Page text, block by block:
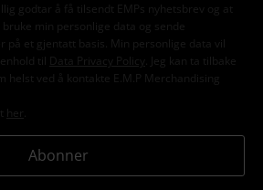
godtar å få tilsendt EMPs nyhetsbrev og at
bruke min personlige data og sende
på et gjentatt basis. Min personlige data vil
til
Data Privacy Policy
. Jeg kan ta tilbake
helst ved å kontakte E.M.P Merchandising
her
Abonner